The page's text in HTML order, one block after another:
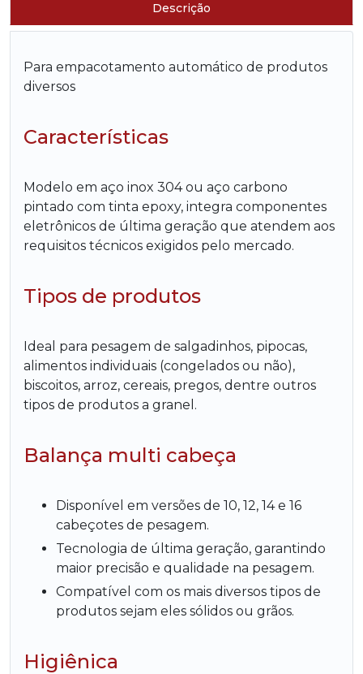
Descrição
Para empacotamento automático de produtos
diversos
Características
Modelo em aço inox 304 ou aço carbono
pintado com tinta epoxy, integra componentes
eletrônicos de última geração que atendem aos
requisitos técnicos exigidos pelo mercado.
Tipos de produtos
Ideal para pesagem de salgadinhos, pipocas,
alimentos individuais (congelados ou não),
biscoitos, arroz, cereais, pregos, dentre outros
tipos de produtos a granel.
Balança multi cabeça
Disponível em versões de 10, 12, 14 e 16
cabeçotes de pesagem.
Tecnologia de última geração, garantindo
maior precisão e qualidade na pesagem.
Compatível com os mais diversos tipos de
produtos sejam eles sólidos ou grãos.
Higiênica